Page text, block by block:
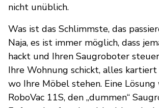
nicht unüblich.
Was ist das Schlimmste, das
Naja, es ist immer möglich, dass
hackt und Ihren Saugroboter
Ihre Wohnung schickt, alles
wo Ihre Möbel stehen. Eine Lösung
RoboVac 11S, den „dummen“